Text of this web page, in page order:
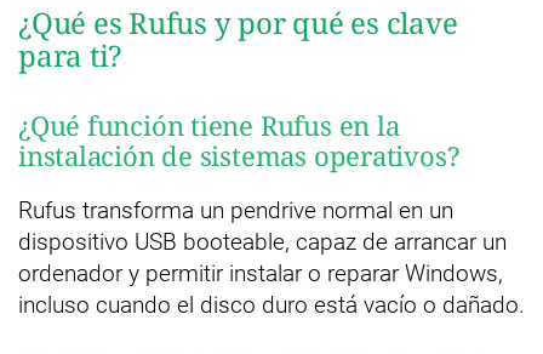
¿Qué es Rufus y por qué es clave
para ti?
¿Qué función tiene Rufus en la
instalación de sistemas operativos?
Rufus transforma un pendrive normal en un
dispositivo USB booteable, capaz de arrancar un
ordenador y permitir instalar o reparar Windows,
incluso cuando el disco duro está vacío o dañado.